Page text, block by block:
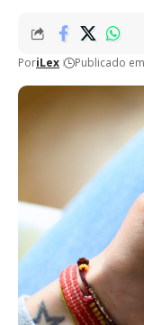
PoriLex Publicado